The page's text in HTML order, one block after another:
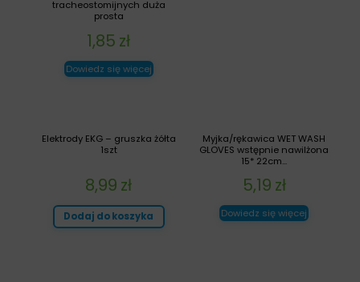
tracheostomijnych duża
prosta
1,85 zł
Dowiedz się więcej
Myjka/rękawica WET WASH
GLOVES wstępnie nawilżona
15* 22cm...
5,19 zł
Dowiedz się więcej
Elektrody EKG – gruszka żółta
1szt
8,99 zł
Dodaj do koszyka